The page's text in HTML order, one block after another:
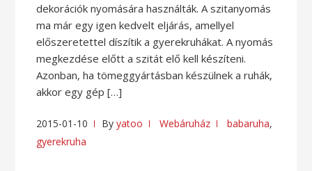
dekorációk nyomására használták. A szitanyomás
ma már egy igen kedvelt eljárás, amellyel
előszeretettel díszítik a gyerekruhákat. A nyomás
megkezdése előtt a szitát elő kell készíteni.
Azonban, ha tömeggyártásban készülnek a ruhák,
akkor egy gép […]
2015-01-10 Byyatoo Webáruház babaruha,
gyerekruha